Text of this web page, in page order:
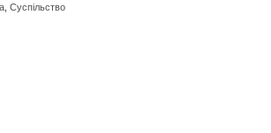
,Суспільство